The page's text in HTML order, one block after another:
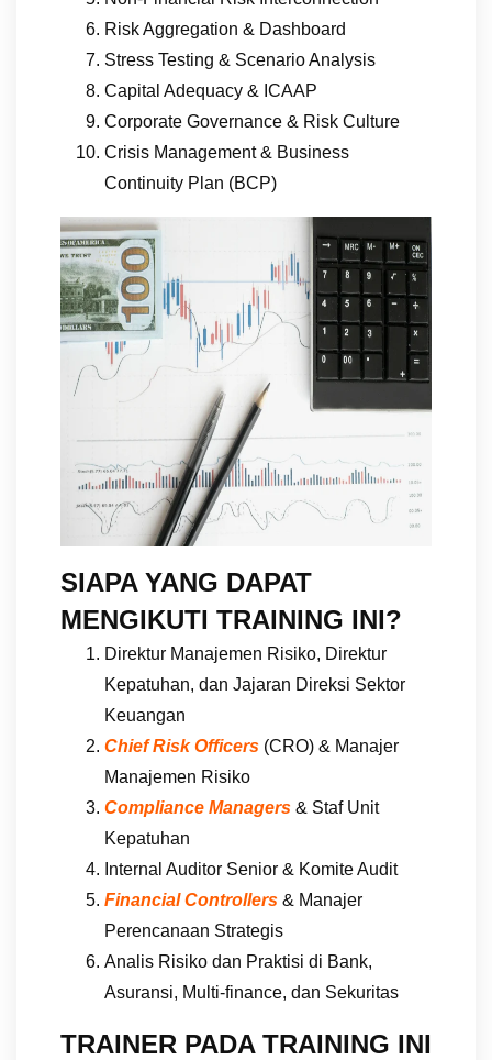
Risk Aggregation & Dashboard
Stress Testing & Scenario Analysis
Capital Adequacy & ICAAP
Corporate Governance & Risk Culture
Crisis Management & Business
Continuity Plan (BCP)
SIAPA YANG DAPAT
MENGIKUTI TRAINING INI?
Direktur Manajemen Risiko, Direktur
Kepatuhan, dan Jajaran Direksi Sektor
Keuangan
Chief Risk Officers (CRO) & Manajer
Manajemen Risiko
Compliance Managers & Staf Unit
Kepatuhan
Internal Auditor Senior & Komite Audit
Financial Controllers & Manajer
Perencanaan Strategis
Analis Risiko dan Praktisi di Bank,
Asuransi, Multi-finance, dan Sekuritas
TRAINER PADA TRAINING INI